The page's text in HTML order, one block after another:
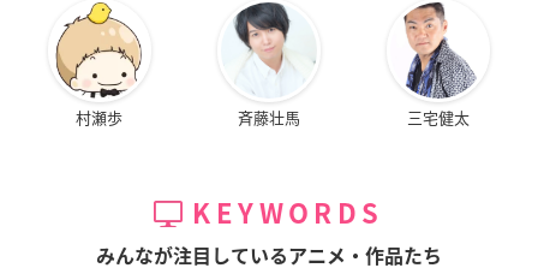
村瀬歩 斉藤壮馬 三宅健太
KEYWORDS
みんなが注目しているアニメ・作品たち